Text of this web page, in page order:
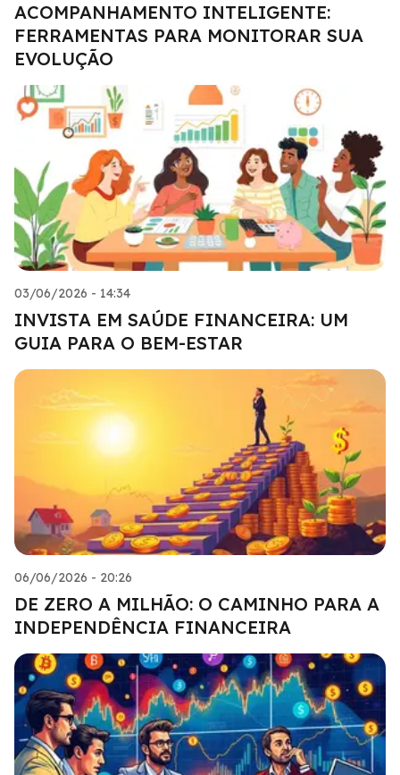
ACOMPANHAMENTO INTELIGENTE:
FERRAMENTAS PARA MONITORAR SUA
EVOLUÇÃO
03/06/2026 - 14:34
INVISTA EM SAÚDE FINANCEIRA: UM
GUIA PARA O BEM-ESTAR
06/06/2026 - 20:26
DE ZERO A MILHÃO: O CAMINHO PARA A
INDEPENDÊNCIA FINANCEIRA